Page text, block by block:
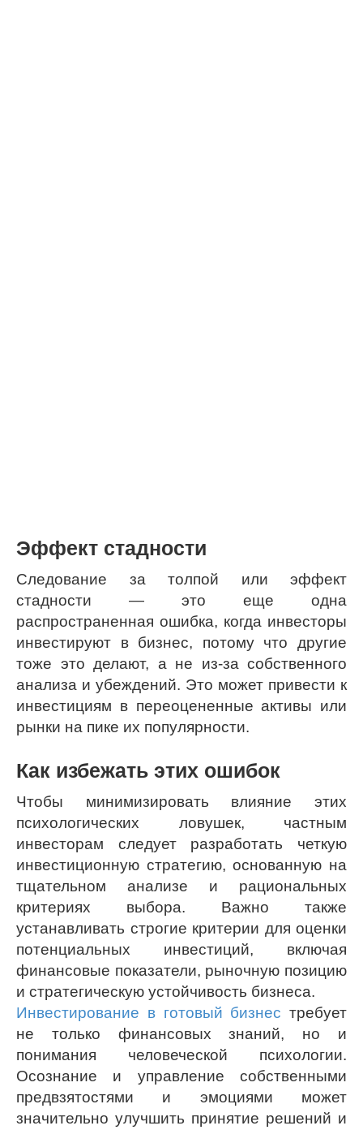
Эффект стадности
Следование за толпой или эффект
стадности — это еще одна
распространенная ошибка, когда инвесторы
инвестируют в бизнес, потому что другие
тоже это делают, а не из-за собственного
анализа и убеждений. Это может привести к
инвестициям в переоцененные активы или
рынки на пике их популярности.
Как избежать этих ошибок
Чтобы минимизировать влияние этих
психологических ловушек, частным
инвесторам следует разработать четкую
инвестиционную стратегию, основанную на
тщательном анализе и рациональных
критериях выбора. Важно также
устанавливать строгие критерии для оценки
потенциальных инвестиций, включая
финансовые показатели, рыночную позицию
и стратегическую устойчивость бизнеса.
Инвестирование в готовый бизнес требует
не только финансовых знаний, но и
понимания человеческой психологии.
Осознание и управление собственными
предвзятостями и эмоциями может
значительно улучшить принятие решений и